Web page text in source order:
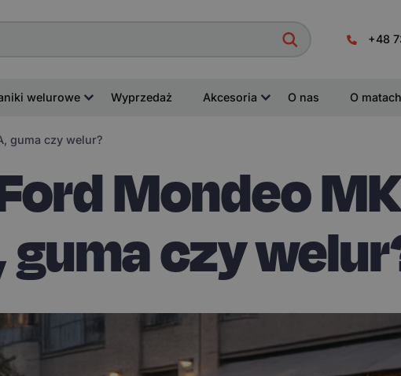
+48
welurowe Wyprzedaż Akcesoria O nas O
guma czy welur?
Mondeo
guma czy